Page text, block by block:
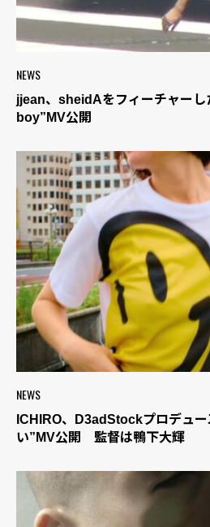
NEWS
jjean、sheidAをフィーチャー
boy”MV公開
NEWS
ICHIRO、D3adStockプロデュ
い”MV公開 監督は鴨下大輝